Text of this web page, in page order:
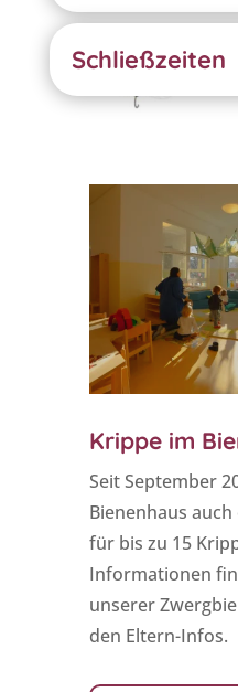
Schließzeiten
Krippe im
Seit September
Bienenhaus
für bis zu 15
Informationen
unserer
den Eltern-Infos.